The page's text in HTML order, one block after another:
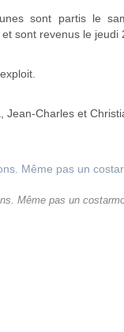
sont partis le
sont revenus le jeudi
Charles et
Même pas un